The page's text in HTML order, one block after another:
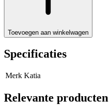
Toevoegen aan winkelwagen
Specificaties
Merk Katia
Relevante producten